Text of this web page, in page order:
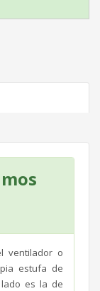
ventilador o
estufa de
es la de